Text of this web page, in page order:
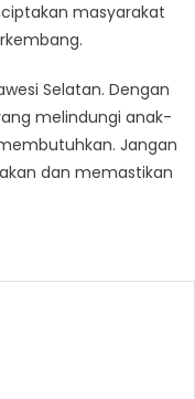
masyarakat
Selatan. Dengan
melindungi anak-
Jangan
dan memastikan